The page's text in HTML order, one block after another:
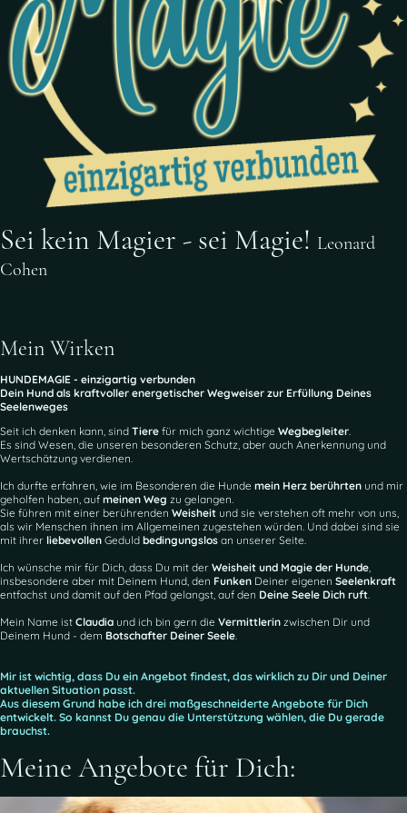
Sei kein Magier - sei Magie! Leonard
Cohen
Mein Wirken
HUNDEMAGIE - einzigartig verbunden
Dein Hund als kraftvoller energetischer Wegweiser zur Erfüllung Deines
Seelenweges
Seit ich denken kann, sind Tiere für mich ganz wichtige Wegbegleiter
Es sind Wesen, die unseren besonderen Schutz, aber auch Anerkennung und
Wertschätzung verdienen.
Ich durfte erfahren, wie im Besonderen die Hunde mein Herz berührten und mir
geholfen haben, auf meinen Weg zu gelangen.
Sie führen mit einer berührenden Weisheit und sie verstehen oft mehr von uns,
als wir Menschen ihnen im Allgemeinen zugestehen würden. Und dabei sind sie
mit ihrer liebevollen Geduld bedingungslos an unserer Seite.
Ich wünsche mir für Dich, dass Du mit der Weisheit und Magie der Hunde
insbesondere aber mit Deinem Hund, den Funken Deiner eigenen Seelenkraft
entfachst und damit auf den Pfad gelangst, auf den Deine Seele Dich ruft
Mein Name ist Claudia und ich bin gern die Vermittlerin zwischen Dir und
Deinem Hund - dem Botschafter Deiner Seele
Mir ist wichtig, dass Du ein Angebot findest, das wirklich zu Dir und Deiner
aktuellen Situation passt.
Aus diesem Grund habe ich drei maßgeschneiderte Angebote für Dich
entwickelt. So kannst Du genau die Unterstützung wählen, die Du gerade
brauchst.
Meine Angebote für Dich: